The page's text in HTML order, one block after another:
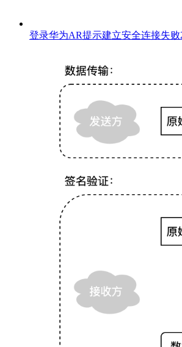
登录华为AR提示建立安全连接失败